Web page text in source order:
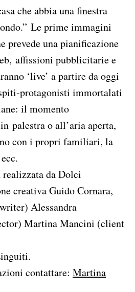
che abbia una finestra
Le prime immagini
prevede una pianificazione
affissioni pubblicitarie e
‘live’ a partire da oggi
protagonisti immortalati
il momento
palestra o all’aria aperta,
con i propri familiari, la
realizzata da Dolci
creativa Guido Cornara,
Alessandra
Martina Mancini (client
contattare: Martina